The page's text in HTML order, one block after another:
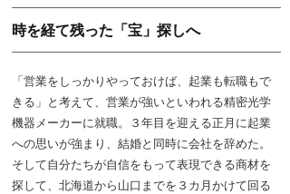
時を経て残った「宝」探しへ
「営業をしっかりやっておけば、起業も転職もで
きる」と考えて、営業が強いといわれる精密光学
機器メーカーに就職。３年目を迎える正月に起業
への思いが強まり、結婚と同時に会社を辞めた。
そして自分たちが自信をもって表現できる商材を
探して、北海道から山口までを３カ月かけて回る